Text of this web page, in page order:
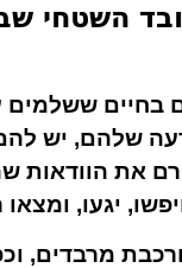
השטחי
בחיים
שלהם, יש
את הוודאות
יגעו,
מרבדים,